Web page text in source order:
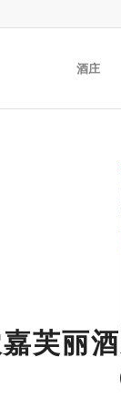
酒庄
芙丽